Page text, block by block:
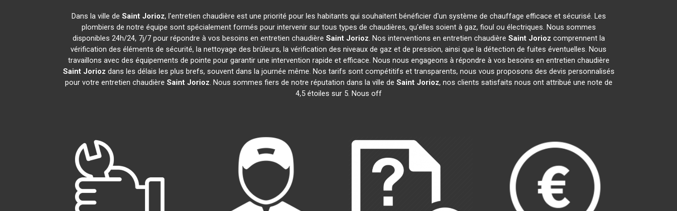
Dans la ville de Saint Jorioz, l'entretien chaudière est une priorité pour les habitants qui souhaitent bénéficier d'un système de chauffage efficace et sécurisé. Les
plombiers de notre équipe sont spécialement formés pour intervenir sur tous types de chaudières, qu'elles soient à gaz, fioul ou électriques. Nous sommes
disponibles 24h/24, 7j/7 pour répondre à vos besoins en entretien chaudière Saint Jorioz. Nos interventions en entretien chaudière Saint Jorioz comprennent la
vérification des éléments de sécurité, la nettoyage des brûleurs, la vérification des niveaux de gaz et de pression, ainsi que la détection de fuites éventuelles. Nous
travaillons avec des équipements de pointe pour garantir une intervention rapide et efficace. Nous nous engageons à répondre à vos besoins en entretien chaudière
Saint Jorioz dans les délais les plus brefs, souvent dans la journée même. Nos tarifs sont compétitifs et transparents, nous vous proposons des devis personnalisés
pour votre entretien chaudière Saint Jorioz. Nous sommes fiers de notre réputation dans la ville de Saint Jorioz, nos clients satisfaits nous ont attribué une note de
4,5 étoiles sur 5. Nous off